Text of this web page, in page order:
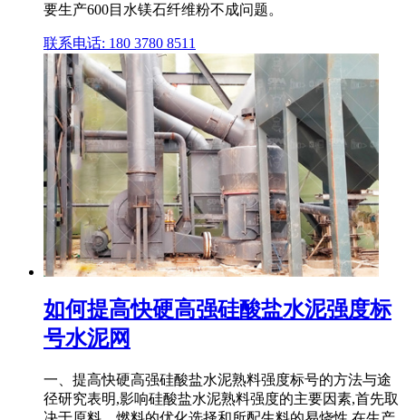
要生产600目水镁石纤维粉不成问题。
联系电话: 180 3780 8511
如何提高快硬高强硅酸盐水泥强度标
号水泥网
一、提高快硬高强硅酸盐水泥熟料强度标号的方法与途
径研究表明,影响硅酸盐水泥熟料强度的主要因素,首先取